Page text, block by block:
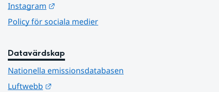
Instagram
Policy för sociala medier
Datavärdskap
Nationella emissionsdatabasen
Luftwebb